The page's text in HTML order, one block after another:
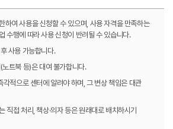
하여 사용을 신청할 수 있으며, 사용 자격을 만족하는
수행에 따라 사용 신청이 반려될 수 있습니다.
사용 가능합니다.
트북 등)은 대여 불가합니다.
각적으로 센터에 알려야 하며, 그 변상 책임은 대관
직접 처리, 책상·의자 등은 원래대로 배치하시기